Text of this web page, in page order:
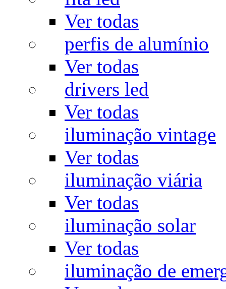
Ver todas
perfis de alumínio
Ver todas
drivers led
Ver todas
iluminação vintage
Ver todas
iluminação viária
Ver todas
iluminação solar
Ver todas
iluminação de